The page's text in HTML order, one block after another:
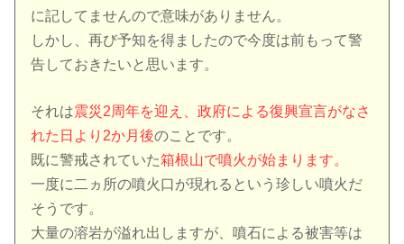
に記してませんので意味がありません。
しかし、再び予知を得ましたので今度は前もって警
告しておきたいと思います。
それは震災2周年を迎え、政府による復興宣言がなさ
れた日より2か月後のことです。
既に警戒されていた箱根山で噴火が始まります。
一度に二ヵ所の噴火口が現れるという珍しい噴火だ
そうです。
大量の溶岩が溢れ出しますが、噴石による被害等は